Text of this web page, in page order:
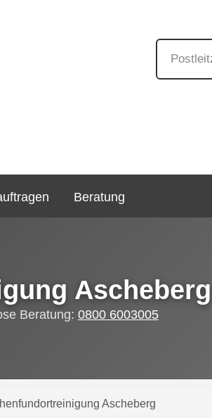
Beratung
Ascheberg
Beratung: 0800 6003005
Ascheberg